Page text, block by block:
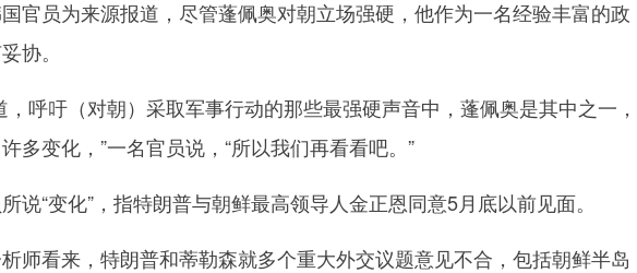
官员为来源报道，尽管蓬佩奥对朝立场强硬，他作为一名经验丰富的政
协。
呼吁（对朝）采取军事行动的那些最强硬声音中，蓬佩奥是其中之一，
多变化，”一名官员说，“所以我们再看看吧。”
“变化”，指特朗普与朝鲜最高领导人金正恩同意5月底以前见面。
看来，特朗普和蒂勒森就多个重大外交议题意见不合，包括朝鲜半岛